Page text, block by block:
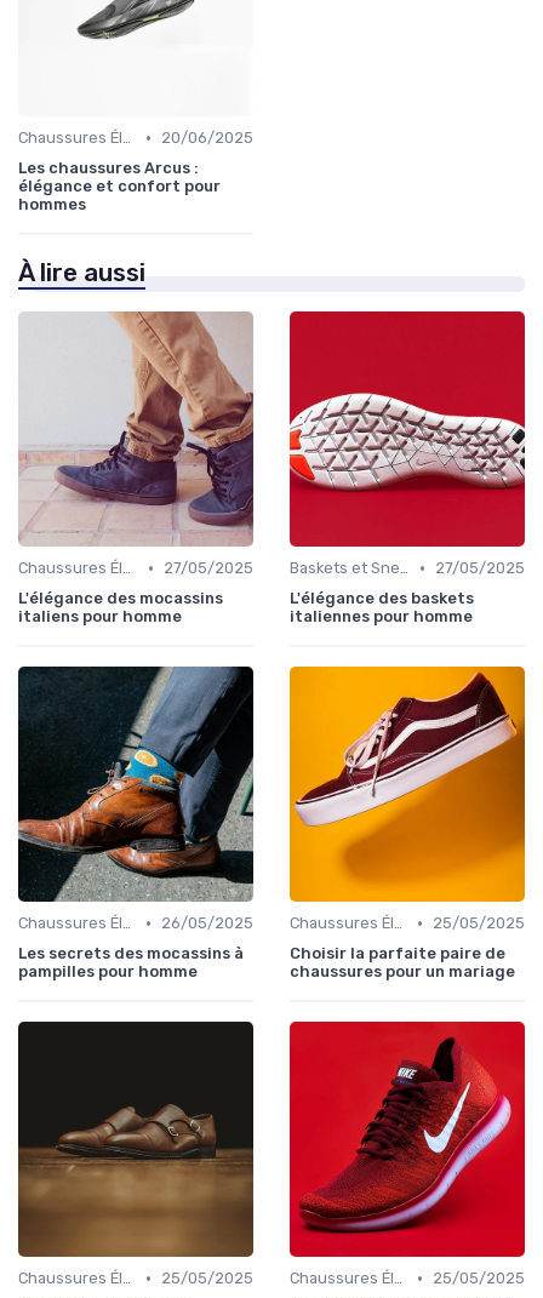
Chaussures Élégantes et de Cérémonie •
20/06/2025
Les chaussures Arcus :
élégance et confort pour
hommes
À lire aussi
Chaussures Élégantes et de Cérémonie •
27/05/2025
L'élégance des mocassins
italiens pour homme
Baskets et Sneakers •
27/05/2025
L'élégance des baskets
italiennes pour homme
Chaussures Élégantes et de Cérémonie •
26/05/2025
Les secrets des mocassins à
pampilles pour homme
Chaussures Élégantes et de Cérémonie •
25/05/2025
Choisir la parfaite paire de
chaussures pour un mariage
Chaussures Élégantes et de Cérémonie •
25/05/2025
Chaussures Élégantes et de Cérémonie •
25/05/2025